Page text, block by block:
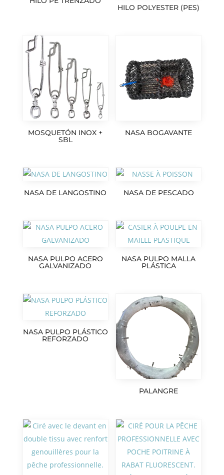
HILO POLYESTER (PES)
MOSQUETÓN INOX +
SBL
NASA BOGAVANTE
NASA DE LANGOSTINO NASA DE PESCADO
NASA PULPO ACERO
GALVANIZADO
NASA PULPO MALLA
PLÁSTICA
NASA PULPO PLÁSTICO
REFORZADO
PALANGRE